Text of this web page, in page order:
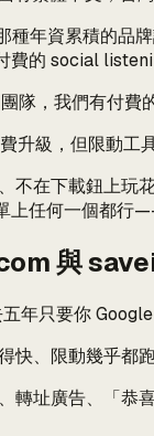
種年資累積的品
的 social
隊，我們有付費
級，但限動工
不在下載鈕上玩
上任何一個都行
與
年只要你
快、限動幾乎都
轉址廣告、「恭